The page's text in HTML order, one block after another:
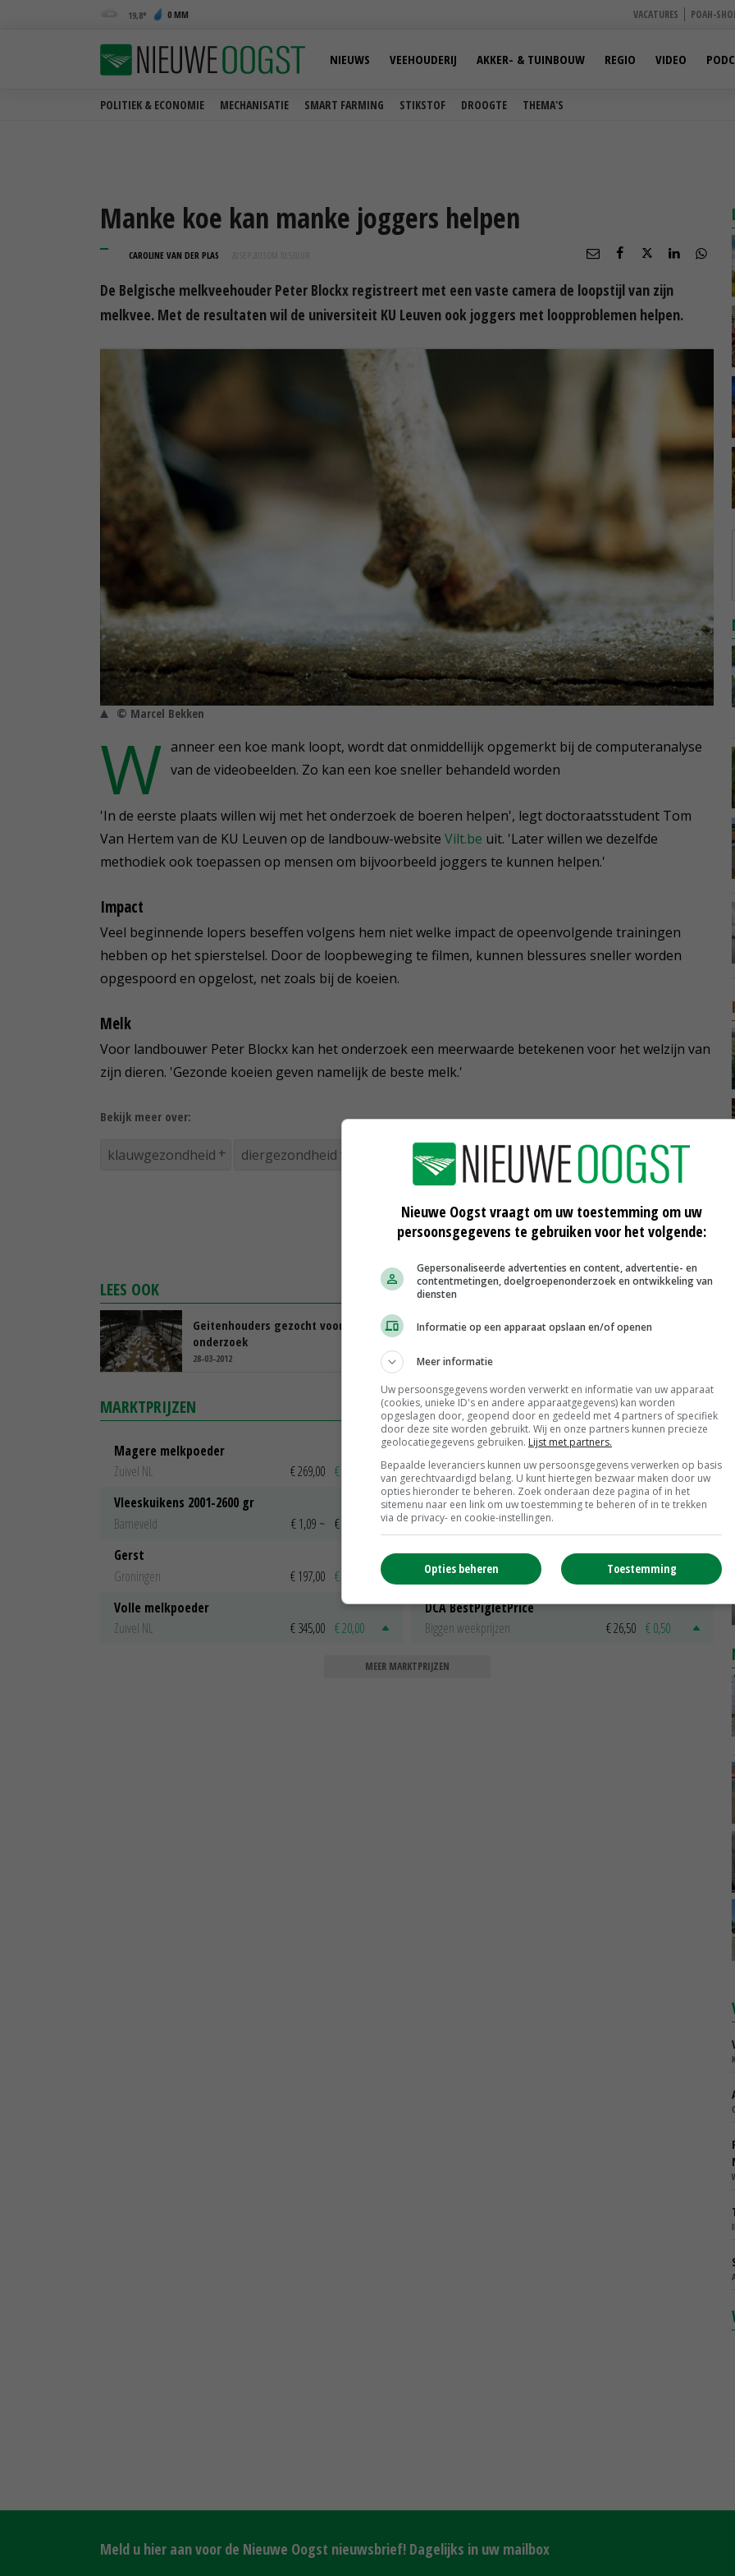
19,8 0 MM VACATURES POAH-
POLITIEK & ECONOMIE MECHANISATIE SMART FARMING STIKSTOF DROOGTE THEMA'S
NIEUWS VEEHOUDERIJ AKKER- & TUINBOUW REGIO VIDEO
Manke koe kan manke joggers helpen
CAROLINE VAN DER PLAS 20 SEP 2013 OM 10:53
De Belgische melkveehouder Peter Blockx registreert met een vaste camera de loopstijl van zijn
melkvee. Met de resultaten wil de universiteit KU Leuven ook joggers met loopproblemen helpen.
© Marcel Bekken
W anneer een koe mank loopt, wordt dat onmiddellijk opgemerkt bij de computeranalyse
van de videobeelden. Zo kan een koe sneller behandeld worden
'In de eerste plaats willen wij met het onderzoek de boeren helpen', legt doctoraatsstudent Tom
Van Hertem van de KU Leuven op de landbouw-website Vilt.be uit. 'Later willen we dezelfde
methodiek ook toepassen op mensen om bijvoorbeeld joggers te kunnen helpen.'
Impact
Veel beginnende lopers beseffen volgens hem niet welke impact de opeenvolgende trainingen
hebben op het spierstelsel. Door de loopbeweging te filmen, kunnen blessures sneller worden
opgespoord en opgelost, net zoals bij de koeien.
Melk
Voor landbouwer Peter Blockx kan het onderzoek een meerwaarde betekenen voor het welzijn van
zijn dieren. 'Gezonde koeien geven namelijk de beste melk.'
Bekijk meer over:
klauwgezondheid diergezondheid klauw klauwen
LEES OOK
Geitenhouders gezocht voor
onderzoek
28-03-2012
MARKTPRIJZEN
Magere melkpoeder
Zuivel NL
€ 269,00 € 7,00
Vleeskuikens 2001-2600 gr
Barneveld
€ 1,09 ~ € 1,11
Gerst
Groningen
€ 197,00 € 2,00
Volle melkpoeder
Zuivel NL
€ 345,00 € 20,00
Scharreleieren maat 59
Barneveld
€ 12,00 € 0,00
Fritesgeschikt NL Du Be
PotatoNL
Uien Middenmeer Geel 30-60% grof
Noteringen
€ 0,00~
€ 0,00
DCA BestPigletPrice
Biggen weekprijzen
€ 26,50 € 0,50
MEER MARKTPRIJZEN
Meld u hier aan voor de Nieuwe Oogst nieuwsbrief! Dagelijks in uw mailbox
Nieuwe Oogst vraagt om uw toestemming om uw
persoonsgegevens te gebruiken voor het volgende:
Gepersonaliseerde advertenties en content, advertentie- en
contentmetingen, doelgroepenonderzoek en ontwikkeling van
diensten
Informatie op een apparaat opslaan en/of openen
Meer informatie
Uw persoonsgegevens worden verwerkt en informatie van uw apparaat
(cookies, unieke ID's en andere apparaatgegevens) kan worden
opgeslagen door, geopend door en gedeeld met 4 partners of specifiek
door deze site worden gebruikt. Wij en onze partners kunnen precieze
geolocatiegegevens gebruiken. Lijst met partners.
Bepaalde leveranciers kunnen uw persoonsgegevens verwerken op basis
van gerechtvaardigd belang. U kunt hiertegen bezwaar maken door uw
opties hieronder te beheren. Zoek onderaan deze pagina of in het
sitemenu naar een link om uw toestemming te beheren of in te trekken
via de privacy- en cookie-instellingen.
Toestemming
Opties beheren